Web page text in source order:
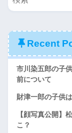
Recent
市川染五郎の子
前について
財津一郎の子供
【顔写真公開】
こ？